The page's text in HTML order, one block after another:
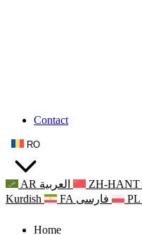
Contact
RO
AR العربية ZH-HANT
Kurdish
FA فارسی PL
Home